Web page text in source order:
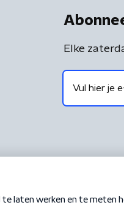
Elke